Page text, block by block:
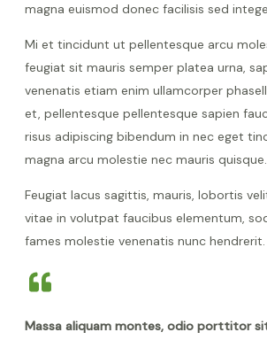
magna euismod donec facilisis sed
Mi et tincidunt ut pellentesque arcu
feugiat sit mauris semper platea urna,
venenatis etiam enim ullamcorper
et, pellentesque pellentesque sapien
risus adipiscing bibendum in nec eget
magna arcu molestie nec mauris quisque.
Feugiat lacus sagittis, mauris, lobortis
vitae in volutpat faucibus elementum,
fames molestie venenatis nunc hendrerit.
Massa aliquam montes, odio porttitor